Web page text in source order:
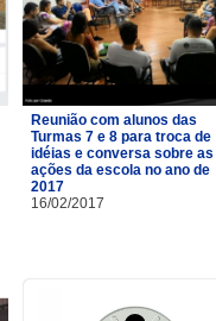
Reunião com alunos das
Turmas 7 e 8 para troca de
idéias e conversa sobre as
ações da escola no ano de
2017
16/02/2017